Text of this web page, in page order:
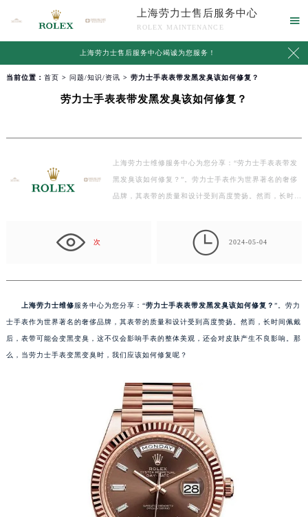
上海劳力士售后服务中心
ROLEX MAINTENANCE

上海劳力士售后服务中心竭诚为您服务！ 
当前位置： 首页 > 问题/知识/资讯 > 劳力士手表表带发黑发臭该如何修复？
劳力士手表表带发黑发臭该如何修复？
上海劳力士维修服务中心为您分享：“劳力士手表表带发
黑发臭该如何修复？”。劳力士手表作为世界著名的奢侈
品牌，其表带的质量和设计受到高度赞扬。然而，长时
次  2024-05-04
上海劳力士维修服务中心为您分享：“劳力士手表表带发黑发臭该如何修复？ ”。劳力
士手表作为世界著名的奢侈品牌，其表带的质量和设计受到高度赞扬。然而，长时间佩戴
后，表带可能会变黑变臭，这不仅会影响手表的整体美观，还会对皮肤产生不良影响。那
么，当劳力士手表变黑变臭时，我们应该如何修复呢？